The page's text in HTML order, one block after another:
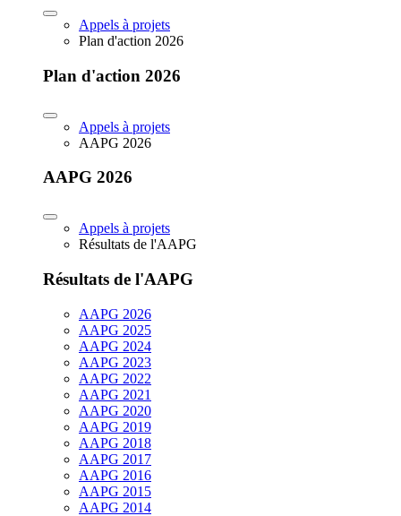
Appels à projets
Plan d'action 2026
Plan d'action 2026
Appels à projets
AAPG 2026
AAPG 2026
Appels à projets
Résultats de l'AAPG
Résultats de l'AAPG
AAPG 2026
AAPG 2025
AAPG 2024
AAPG 2023
AAPG 2022
AAPG 2021
AAPG 2020
AAPG 2019
AAPG 2018
AAPG 2017
AAPG 2016
AAPG 2015
AAPG 2014